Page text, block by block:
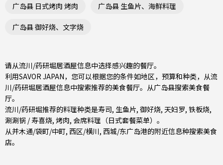
广岛县 日式烤肉 烤肉 广岛县 生鱼片、海鲜料理
广岛县 御好烧、文字烧
请从流川/药研堀居酒屋信息中选择感兴趣的餐厅。
利用SAVOR JAPAN，您可以根据您的条件如地区，预算和种类，从流
川/药研堀居酒屋信息中搜索推荐的美食餐厅。从广岛县搜索美食餐
厅。
流川/药研堀推荐的料理种类是寿司, 生鱼片, 御好烧, 天妇罗, 铁板烧,
涮涮锅 / 寿喜烧, 烤肉, 会席料理（日式套餐菜单） 。
从并木通/袋町/中町, 西区/横川, 西城/东广岛港的附近信息种搜索美食
店。